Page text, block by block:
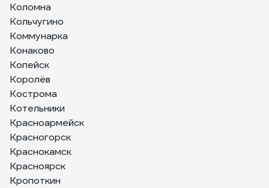
Коломна
Кольчугино
Коммунарка
Конаково
Копейск
Королёв
Кострома
Котельники
Красноармейск
Красногорск
Краснокамск
Красноярск
Кропоткин